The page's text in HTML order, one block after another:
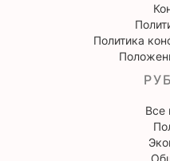
Политика
Все